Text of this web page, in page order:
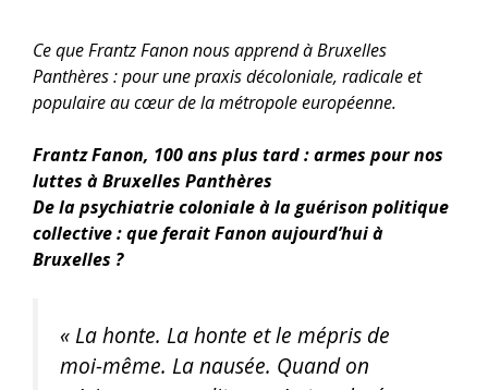
Ce que Frantz Fanon nous apprend à Bruxelles
Panthères : pour une praxis décoloniale, radicale et
populaire au cœur de la métropole européenne.
Frantz Fanon, 100 ans plus tard : armes pour nos
luttes à Bruxelles Panthères
De la psychiatrie coloniale à la guérison politique
collective : que ferait Fanon aujourd’hui à
Bruxelles ?
« La honte. La honte et le mépris de
moi-même. La nausée. Quand on